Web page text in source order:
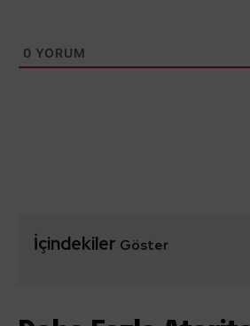
0 YORUM
İçindekiler Göster